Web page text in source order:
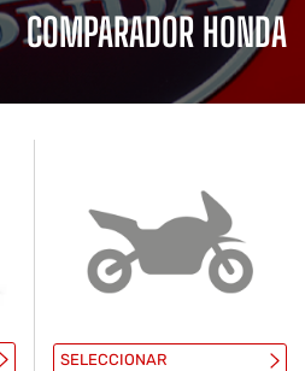
COMPARADOR HONDA
SELECCIONAR